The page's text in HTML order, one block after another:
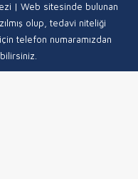
| Web sitesinde bulunan
olup, tedavi niteliği
telefon numaramızdan